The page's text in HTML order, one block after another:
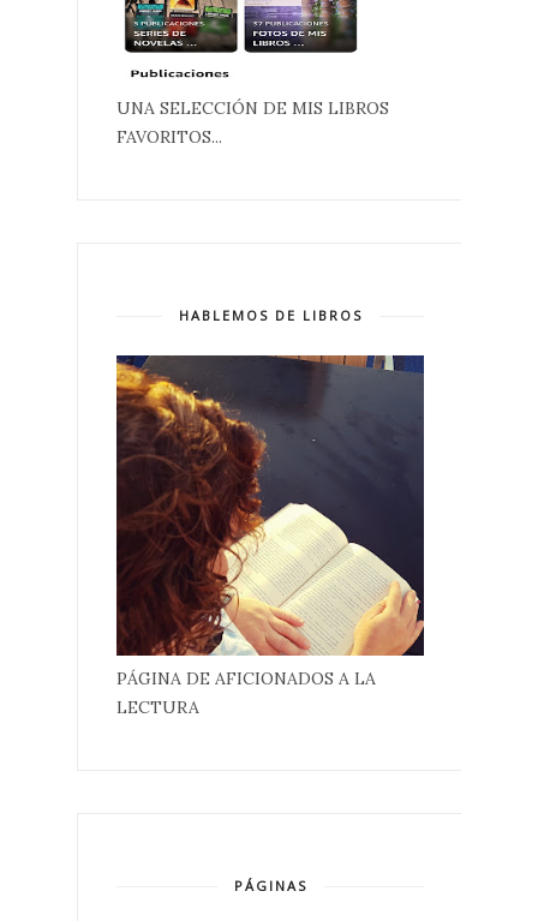
UNA SELECCIÓN DE MIS LIBROS
FAVORITOS...
HABLEMOS DE LIBROS
PÁGINA DE AFICIONADOS A LA
LECTURA
PÁGINAS